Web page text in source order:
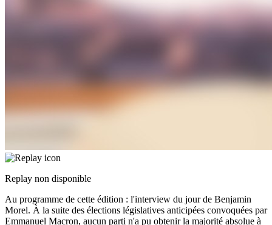
Replay non disponible
Au programme de cette édition : l'interview du jour de Benjamin
Morel. À la suite des élections législatives anticipées convoquées par
Emmanuel Macron, aucun parti n'a pu obtenir la majorité absolue à